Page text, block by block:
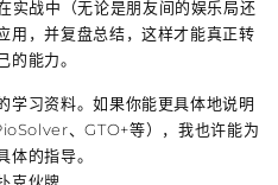
实战中（无论是朋友间的娱乐局还
用，并复盘总结，这样才能真正转
的能力。
学习资料。如果你能更具体地说明
、GTO+等），我也许能为
体的指导。
克伙牌